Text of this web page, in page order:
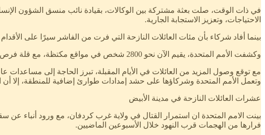
الاحتياجات، وتعزيز الاستجابة الجارية.
بينما أفاد شركاء بأن مئات العائلات النازحة التي فرت من الفاشر سيرًا على
وكشفت الأمم المتحدة، يقيم الآن نحو 2800 شخص في مواقع مكتظة، مع قلة فرص الحصول على الغذاء والماء والمساعدة الطبية، وقد فقد العديد منهم أفرادًا من عائلاتهم خلال الرحلة.
مع توقع وصول المزيد من العائلات في الأيام المقبلة، تبرز الحاجة إلى مساعدات
وتعمل الأمم المتحدة وشركاؤها على حشد إمدادات طوارئ إضافية للمنطقة، إلا أن
عشرات العائلات النازحة في مدينة الأبيض
بينت الامم المتحدة ان استمرار القتال في ولاية غرب كردفان، مع ورود أنباء
فرارها من الهجمات قرب النهود خلال الأسبوعين الماضيين.